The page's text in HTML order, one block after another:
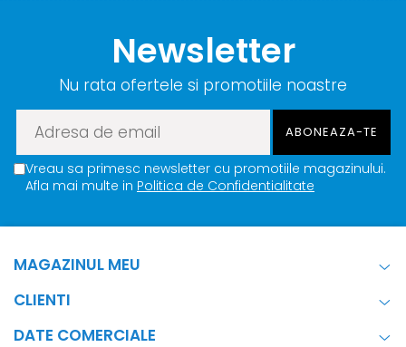
Newsletter
Nu rata ofertele si promotiile noastre
Vreau sa primesc newsletter cu promotiile magazinului.
Afla mai multe in Politica de Confidentialitate
MAGAZINUL MEU
CLIENTI
DATE COMERCIALE